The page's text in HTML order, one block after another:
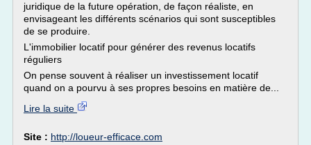
juridique de la future opération, de façon réaliste, en
envisageant les différents scénarios qui sont susceptibles
de se produire.
L'immobilier locatif pour générer des revenus locatifs
réguliers
On pense souvent à réaliser un investissement locatif
quand on a pourvu à ses propres besoins en matière de...
Lire la suite
Site : http://loueur-efficace.com